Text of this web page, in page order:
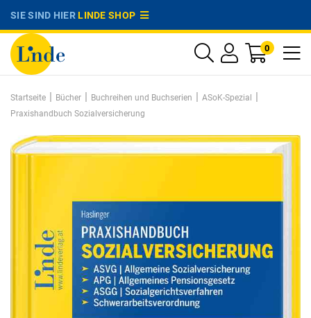
SIE SIND HIERLINDE SHOP
0
Startseite | Bücher | Buchreihen und Buchserien | ASoK-Spezial |
Praxishandbuch Sozialversicherung